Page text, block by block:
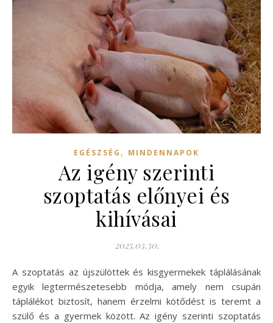
EGÉSZSÉG , MINDENNAPOK
Az igény szerinti
szoptatás előnyei és
kihívásai
2025.03.30.
A szoptatás az újszülöttek és kisgyermekek táplálásának
egyik legtermészetesebb módja, amely nem csupán
táplálékot biztosít, hanem érzelmi kötődést is teremt a
szülő és a gyermek között. Az igény szerinti szoptatás